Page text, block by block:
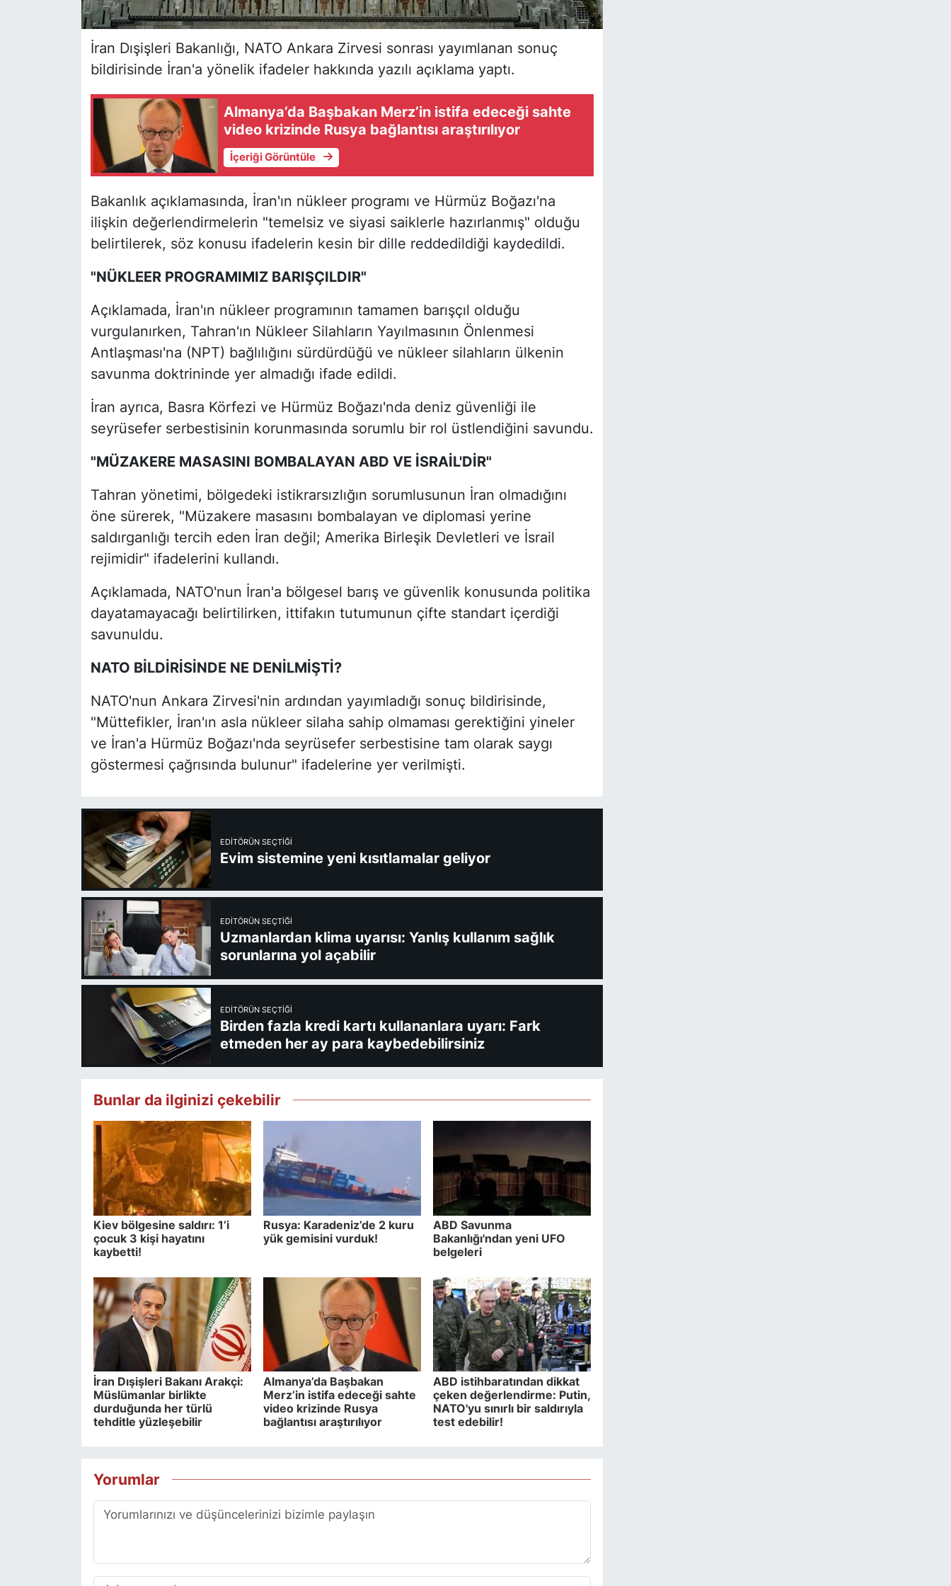
İran Dışişleri Bakanlığı, NATO Ankara Zirvesi sonrası yayımlanan sonuç
bildirisinde İran'a yönelik ifadeler hakkında yazılı açıklama yaptı.
Almanya’da Başbakan Merz’in istifa edeceği sahte
video krizinde Rusya bağlantısı araştırılıyor
İçeriği Görüntüle
Bakanlık açıklamasında, İran'ın nükleer programı ve Hürmüz Boğazı'na
ilişkin değerlendirmelerin "temelsiz ve siyasi saiklerle hazırlanmış" olduğu
belirtilerek, söz konusu ifadelerin kesin bir dille reddedildiği kaydedildi.
"NÜKLEER PROGRAMIMIZ BARIŞÇILDIR"
Açıklamada, İran'ın nükleer programının tamamen barışçıl olduğu
vurgulanırken, Tahran'ın Nükleer Silahların Yayılmasının Önlenmesi
Antlaşması'na (NPT) bağlılığını sürdürdüğü ve nükleer silahların ülkenin
savunma doktrininde yer almadığı ifade edildi.
İran ayrıca, Basra Körfezi ve Hürmüz Boğazı'nda deniz güvenliği ile
seyrüsefer serbestisinin korunmasında sorumlu bir rol üstlendiğini savundu.
"MÜZAKERE MASASINI BOMBALAYAN ABD VE İSRAİL'DİR"
Tahran yönetimi, bölgedeki istikrarsızlığın sorumlusunun İran olmadığını
öne sürerek, "Müzakere masasını bombalayan ve diplomasi yerine
saldırganlığı tercih eden İran değil; Amerika Birleşik Devletleri ve İsrail
rejimidir" ifadelerini kullandı.
Açıklamada, NATO'nun İran'a bölgesel barış ve güvenlik konusunda politika
dayatamayacağı belirtilirken, ittifakın tutumunun çifte standart içerdiği
savunuldu.
NATO BİLDİRİSİNDE NE DENİLMİŞTİ?
NATO'nun Ankara Zirvesi'nin ardından yayımladığı sonuç bildirisinde,
"Müttefikler, İran'ın asla nükleer silaha sahip olmaması gerektiğini yineler
ve İran'a Hürmüz Boğazı'nda seyrüsefer serbestisine tam olarak saygı
göstermesi çağrısında bulunur" ifadelerine yer verilmişti.
EDITÖRÜN SEÇTIĞI
Evim sistemine yeni kısıtlamalar geliyor
EDITÖRÜN SEÇTIĞI
Uzmanlardan klima uyarısı: Yanlış kullanım sağlık
sorunlarına yol açabilir
EDITÖRÜN SEÇTIĞI
Birden fazla kredi kartı kullananlara uyarı: Fark
etmeden her ay para kaybedebilirsiniz
Bunlar da ilginizi çekebilir
Kiev bölgesine saldırı: 1’i
çocuk 3 kişi hayatını
kaybetti!
Rusya: Karadeniz’de 2 kuru
yük gemisini vurduk!
ABD Savunma
Bakanlığı'ndan yeni UFO
belgeleri
İran Dışişleri Bakanı Arakçi:
Müslümanlar birlikte
durduğunda her türlü
tehditle yüzleşebilir
Almanya’da Başbakan
Merz’in istifa edeceği sahte
video krizinde Rusya
bağlantısı araştırılıyor
ABD istihbaratından dikkat
çeken değerlendirme: Putin,
NATO'yu sınırlı bir saldırıyla
test edebilir!
Yorumlar